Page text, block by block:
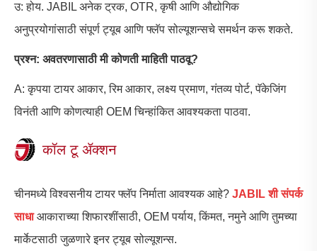
उ: होय. JABIL अनेक ट्रक, OTR, कृषी आणि औद्योगिक
अनुप्रयोगांसाठी संपूर्ण ट्यूब आणि फ्लॅप सोल्यूशन्सचे समर्थन करू शकते.
प्रश्न: अवतरणासाठी मी कोणती माहिती पाठवू?
A: कृपया टायर आकार, रिम आकार, लक्ष्य प्रमाण, गंतव्य पोर्ट, पॅकेजिंग
विनंती आणि कोणत्याही OEM चिन्हांकित आवश्यकता पाठवा.
कॉल टू ॲक्शन
चीनमध्ये विश्वसनीय टायर फ्लॅप निर्माता आवश्यक आहे? JABIL शी संपर्क
साधा आकाराच्या शिफारशींसाठी, OEM पर्याय, किंमत, नमुने आणि तुमच्या
मार्केटसाठी जुळणारे इनर ट्यूब सोल्यूशन्स.